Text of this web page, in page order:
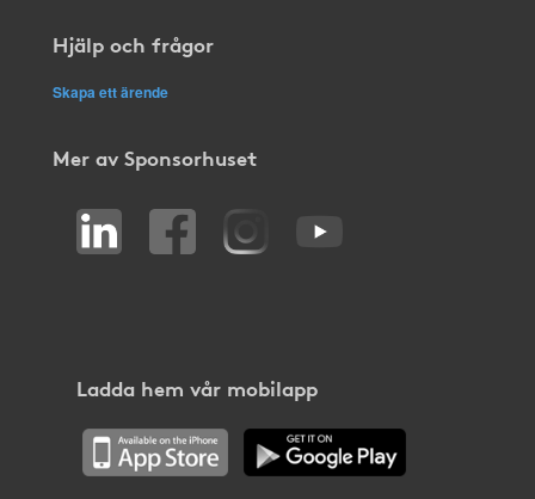
Hjälp och frågor
Skapa ett ärende
Mer av Sponsorhuset
Ladda hem vår mobilapp